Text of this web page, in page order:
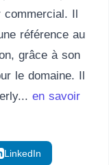
commercial. Il
référence au
grâce à son
le domaine. Il
en savoir
LinkedIn